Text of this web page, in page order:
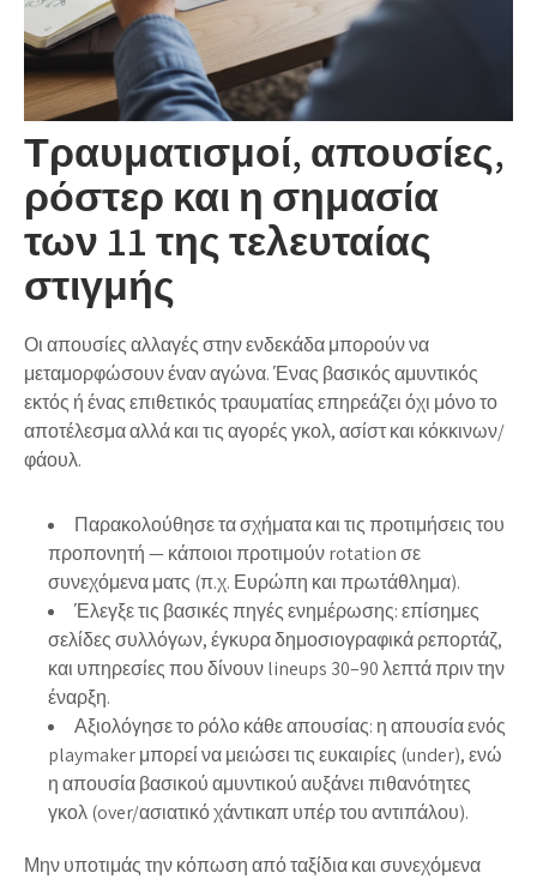
Τραυματισμοί, απουσίες,
ρόστερ και η σημασία
των 11 της τελευταίας
στιγμής
Οι απουσίες αλλαγές στην ενδεκάδα μπορούν να
μεταμορφώσουν έναν αγώνα. Ένας βασικός αμυντικός
εκτός ή ένας επιθετικός τραυματίας επηρεάζει όχι μόνο το
αποτέλεσμα αλλά και τις αγορές γκολ, ασίστ και κόκκινων/
φάουλ.
Παρακολούθησε τα σχήματα και τις προτιμήσεις του
προπονητή — κάποιοι προτιμούν rotation σε
συνεχόμενα ματς (π.χ. Ευρώπη και πρωτάθλημα).
Έλεγξε τις βασικές πηγές ενημέρωσης: επίσημες
σελίδες συλλόγων, έγκυρα δημοσιογραφικά ρεπορτάζ,
και υπηρεσίες που δίνουν lineups 30–90 λεπτά πριν την
έναρξη.
Αξιολόγησε το ρόλο κάθε απουσίας: η απουσία ενός
playmaker μπορεί να μειώσει τις ευκαιρίες (under), ενώ
η απουσία βασικού αμυντικού αυξάνει πιθανότητες
γκολ (over/ασιατικό χάντικαπ υπέρ του αντιπάλου).
Μην υποτιμάς την κόπωση από ταξίδια και συνεχόμενα